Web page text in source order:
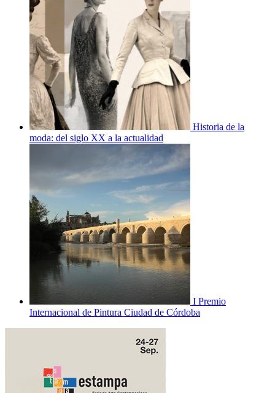
Historia de la
moda: del siglo XX a la actualidad
I Premio
Internacional de Pintura Ciudad de Córdoba